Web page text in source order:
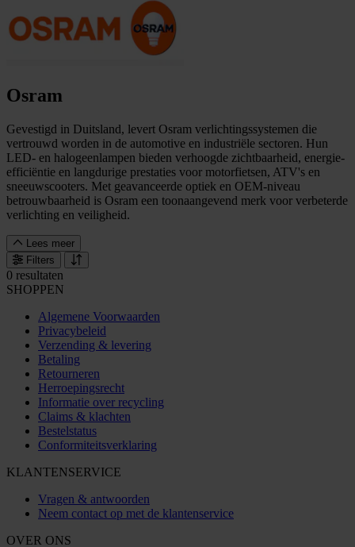
Osram
Gevestigd in Duitsland, levert Osram verlichtingssystemen die
vertrouwd worden in de automotive en industriële sectoren. Hun
LED- en halogeenlampen bieden verhoogde zichtbaarheid, energie-
efficiëntie en langdurige prestaties voor motorfietsen, ATV's en
sneeuwscooters. Met geavanceerde optiek en OEM-niveau
betrouwbaarheid is Osram een toonaangevend merk voor verbeterde
verlichting en veiligheid.
Lees meer
Filters
0 resultaten
SHOPPEN
Algemene Voorwaarden
Privacybeleid
Verzending & levering
Betaling
Retourneren
Herroepingsrecht
Informatie over recycling
Claims & klachten
Bestelstatus
Conformiteitsverklaring
KLANTENSERVICE
Vragen & antwoorden
Neem contact op met de klantenservice
OVER ONS